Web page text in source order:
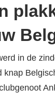
in de
knap